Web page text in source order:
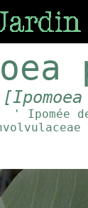
' Ipomée